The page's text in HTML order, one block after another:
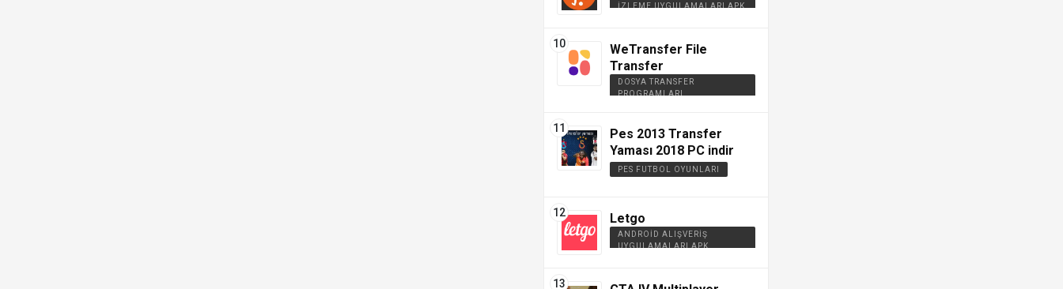
İZLEME UYGULAMALARI APK
WeTransfer File
Transfer
DOSYA TRANSFER
PROGRAMLARI
Pes 2013 Transfer
Yaması 2018 PC indir
PES FUTBOL OYUNLARI
Letgo
ANDROID ALIŞVERIŞ
UYGULAMALARI APK